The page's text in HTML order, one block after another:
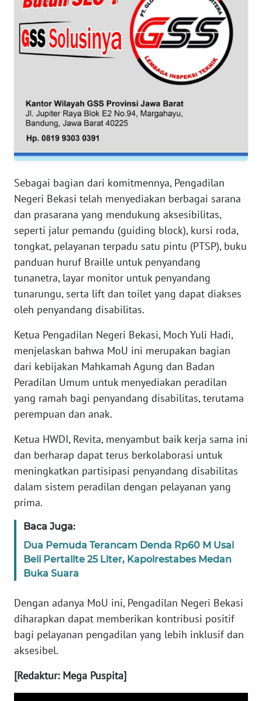
Sebagai bagian dari komitmennya, Pengadilan
Negeri Bekasi telah menyediakan berbagai sarana
dan prasarana yang mendukung aksesibilitas,
seperti jalur pemandu (guiding block), kursi roda,
tongkat, pelayanan terpadu satu pintu (PTSP), buku
panduan huruf Braille untuk penyandang
tunanetra, layar monitor untuk penyandang
tunarungu, serta lift dan toilet yang dapat diakses
oleh penyandang disabilitas.
Ketua Pengadilan Negeri Bekasi, Moch Yuli Hadi,
menjelaskan bahwa MoU ini merupakan bagian
dari kebijakan Mahkamah Agung dan Badan
Peradilan Umum untuk menyediakan peradilan
yang ramah bagi penyandang disabilitas, terutama
perempuan dan anak.
Ketua HWDI, Revita, menyambut baik kerja sama ini
dan berharap dapat terus berkolaborasi untuk
meningkatkan partisipasi penyandang disabilitas
dalam sistem peradilan dengan pelayanan yang
prima.
Baca Juga:
Dua Pemuda Terancam Denda Rp60 M Usai
Beli Pertalite 25 Liter, Kapolrestabes Medan
Buka Suara
Dengan adanya MoU ini, Pengadilan Negeri Bekasi
diharapkan dapat memberikan kontribusi positif
bagi pelayanan pengadilan yang lebih inklusif dan
aksesibel.
[Redaktur: Mega Puspita]
WN
KEPRI
WN
PAPUA
BARAT
RIAU
SERAMBI
WN
JAMBI
WN
SULTRA
WN
NTB
WN
SULTENG
SULBAR
WN
BABEL
SUMBAR
WN
SUMSEL
WN
BENGKULU
WN
LAMPUNG